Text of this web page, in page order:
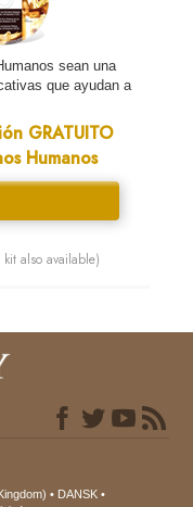
sean una
que ayudan a
GRATUITO
Humanos
also available)
DANSK